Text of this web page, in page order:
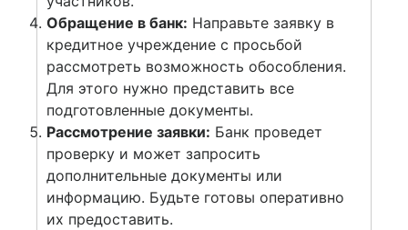
Обращение в банк: Направьте заявку в
кредитное учреждение с просьбой
рассмотреть возможность обособления.
Для этого нужно представить все
подготовленные документы.
Рассмотрение заявки: Банк проведет
проверку и может запросить
дополнительные документы или
информацию. Будьте готовы оперативно
их предоставить.